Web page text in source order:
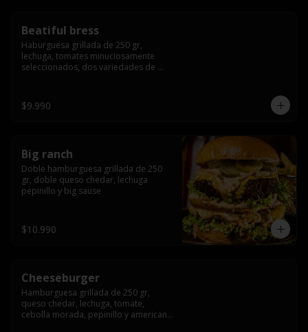
Beatiful bress
Haburguesa grillada de 250 gr,
lechuga, tomates minuciosamente
seleccionados, dos variedades de
lentamente en el grill, para finalizar
todo con una envolvente salsa cristal
$9.990
Big ranch
Doble hamburguesa grillada de 250
gr, doble queso chedar, lechuga
pepinillo y big sause
$10.990
Cheeseburger
Hamburguesa grillada de 250 gr,
queso chedar, lechuga, tomate,
cebolla morada, pepinillo y american